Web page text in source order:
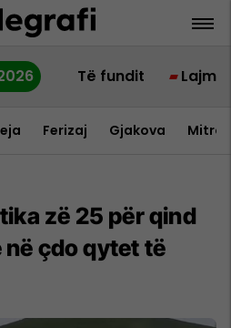
Të fundit Lajme
Ferizaj Gjakova
zë 25 për qind
çdo qytet të